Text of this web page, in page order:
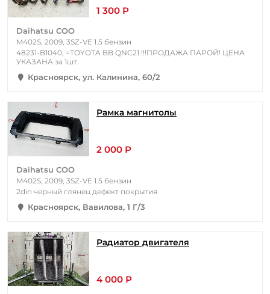
1 300 Р
Daihatsu COO
M402S, 2009, 3SZ-VE 1.5 бензин
48231-B1040, =TOYOTA BB QNC21 !!!ПРОДАЖА ПАРОЙ! ЦЕНА
УКАЗАНА за 1шт.
Красноярск, ул. Калинина, 60/2
Рамка магнитолы
2 000 Р
Daihatsu COO
M402S, 2009, 3SZ-VE 1.5 бензин
2din черный глянец дефект покрытия
Красноярск, Вавилова, 1 Г/3
Радиатор двигателя
4 000 Р